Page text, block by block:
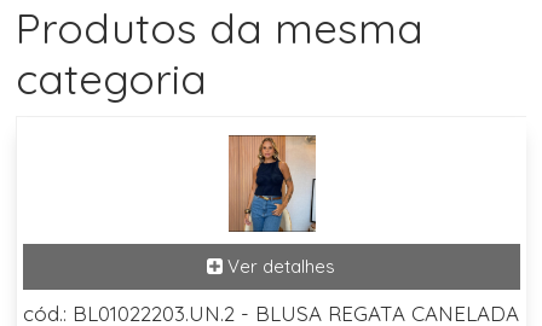
Produtos da mesma
categoria
cód.: BL01022203.UN.2 - BLUSA REGATA CANELADA